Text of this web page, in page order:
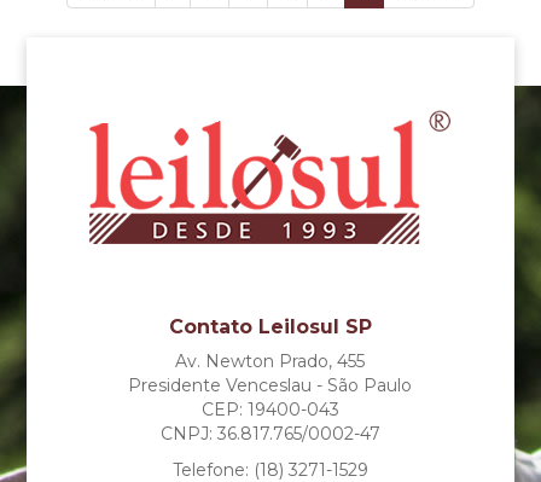
Contato Leilosul SP
Av. Newton Prado, 455
Presidente Venceslau - São Paulo
CEP: 19400-043
CNPJ: 36.817.765/0002-47
Telefone: (18) 3271-1529